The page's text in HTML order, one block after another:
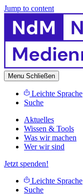
Jump to content
Menu Schließen
Leichte Sprache
Suche
Aktuelles
Wissen & Tools
Was wir machen
Wer wir sind
Jetzt spenden!
Leichte Sprache
Suche